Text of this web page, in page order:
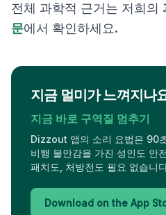
전체 과학적 근거는 저희의
문에서 확인하세요.
지금 멀미가 느껴지나
지금 바로 구역질 멈추기
Dizzout 앱의 소리 요법은 90
비행 불안감을 가진 성인도 안
패치도, 처방전도 필요 없습니
Download on the App